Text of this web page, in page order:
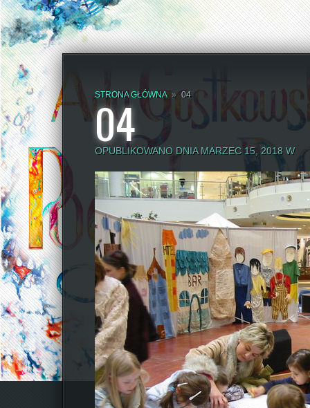
STRONA GŁÓWNA » 04
04
OPUBLIKOWANO DNIA MARZEC 15, 2018 W